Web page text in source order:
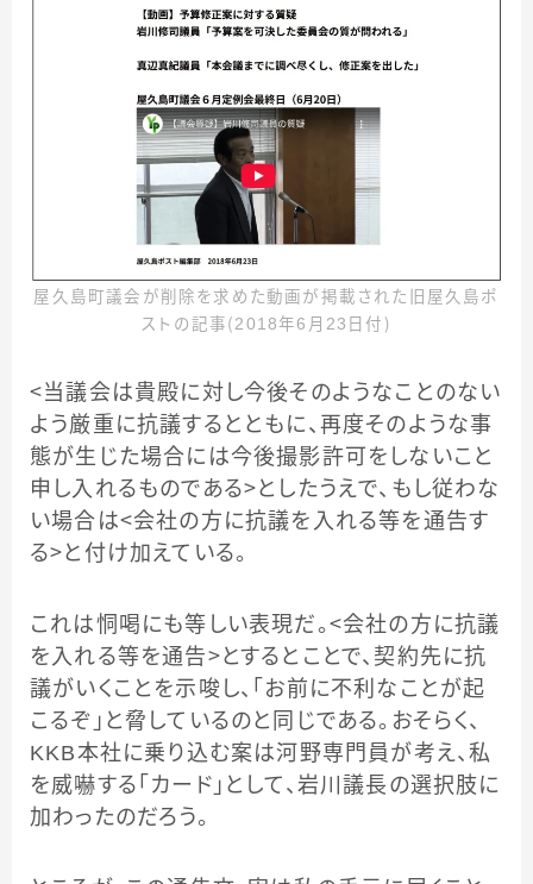
屋久島町議会が削除を求めた動画が掲載された旧屋久島ポ
ストの記事（2018年6月23日付）
＜当議会は貴殿に対し今後そのようなことのない
よう厳重に抗議するとともに、再度そのような事
態が生じた場合には今後撮影許可をしないこと
申し入れるものである＞としたうえで、もし従わな
い場合は＜会社の方に抗議を入れる等を通告す
る＞と付け加えている。
これは恫喝にも等しい表現だ。＜会社の方に抗議
を入れる等を通告＞とするとことで、契約先に抗
議がいくことを示唆し、「お前に不利なことが起
こるぞ」と脅しているのと同じである。おそらく、
KKB本社に乗り込む案は河野専門員が考え、私
を威嚇する「カード」として、岩川議長の選択肢に
加わったのだろう。